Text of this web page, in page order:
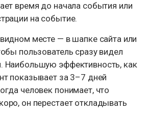
время до начала события или
на событие.
месте — в шапке сайта или
пользователь сразу видел
Наибольшую эффективность, как
показывает за 3–7 дней
человек понимает, что
он перестает откладывать